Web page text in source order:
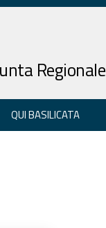
Regionale
QUI BASILICATA